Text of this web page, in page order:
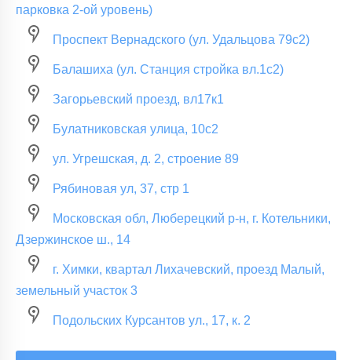
парковка 2-ой уровень)
Проспект Вернадского (ул. Удальцова 79с2)
Балашиха (ул. Станция стройка вл.1с2)
Загорьевский проезд, вл17к1
Булатниковская улица, 10с2
ул. Угрешская, д. 2, строение 89
Рябиновая ул, 37, стр 1
Московская обл, Люберецкий р-н, г. Котельники,
Дзержинское ш., 14
г. Химки, квартал Лихачевский, проезд Малый,
земельный участок 3
Подольских Курсантов ул., 17, к. 2